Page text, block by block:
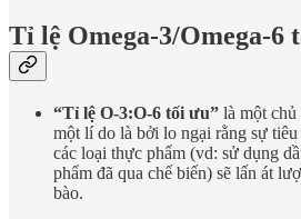
Tỉ lệ Omega-3/Omega-6
“Tỉ lệ O-3:O-6 tối ưu” là một chủ
một lí do là bởi lo ngại rằng sự
các loại thực phẩm (vd: sử dụng
phẩm đã qua chế biến) sẽ lấn át
bào.